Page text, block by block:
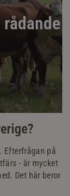
Efterfrågan på
- är mycket
Det här beror